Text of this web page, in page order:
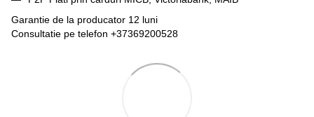
Garantie de la producator 12 luni
Consultatie pe telefon +37369200528